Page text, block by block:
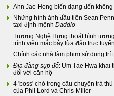
Ahn Jae Hong biến dạng đến
Những hình ảnh đầu tiên Sean
taxi định mệnh Daddio
Trương Nghệ Hưng thoát hình
trình viên mắc bẫy lừa đảo trực tuyến
Chính các nhà làm phim sử dụng trí
Địa đàng sụp đổ: Um Tae Hwa khai
đối với căn hộ
4 'boss' chó trong câu chuyện trả
của Phil Lord và Chris Miller